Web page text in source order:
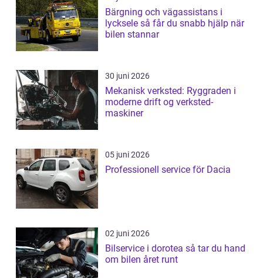
Bärgning och vägassistans i
lycksele så får du snabb hjälp när
bilen stannar
30 juni 2026
Mekanisk verksted: Ryggraden i
moderne drift og verksted-
maskiner
05 juni 2026
Professionell service för Dacia
02 juni 2026
Bilservice i dorotea så tar du hand
om bilen året runt